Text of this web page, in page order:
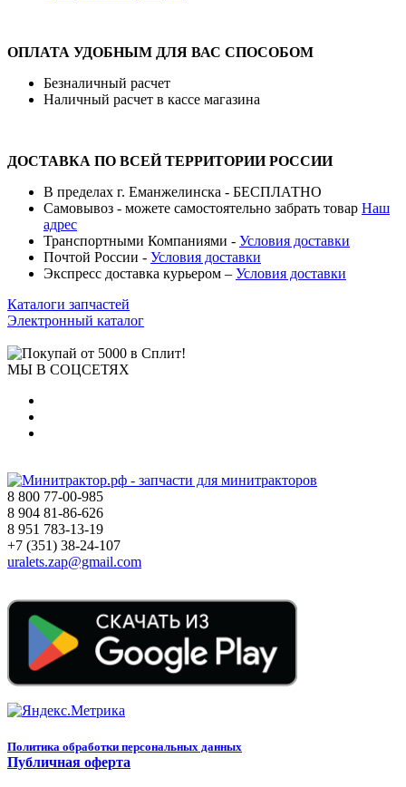
ОПЛАТА УДОБНЫМ ДЛЯ ВАС СПОСОБОМ
Безналичный расчет
Наличный расчет в кассе магазина
ДОСТАВКА ПО ВСЕЙ ТЕРРИТОРИИ РОССИИ
В пределах г. Еманжелинска - БЕСПЛАТНО
Самовывоз - можете самостоятельно забрать товар Наш
адрес
Транспортными Компаниями - Условия доставки
Почтой России - Условия доставки
Экспресс доставка курьером – Условия доставки
Каталоги запчастей
Электронный каталог
МЫ В СОЦСЕТЯХ
8 800 77-00-985
8 904 81-86-626
8 951 783-13-19
+7 (351) 38-24-107
uralets.zap@gmail.com
Политика обработки персональных данных
Публичная оферта